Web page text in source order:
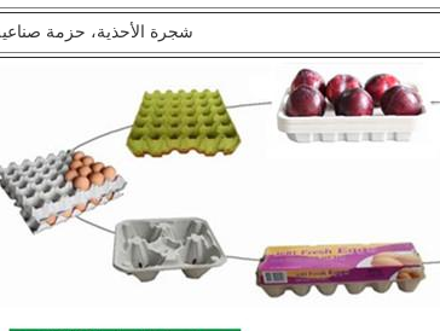
شجرة الأحذية، حزمة